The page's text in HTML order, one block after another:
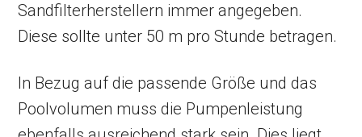
Sandfilterherstellern immer angegeben.
Diese sollte unter 50 m pro Stunde betragen.
In Bezug auf die passende Größe und das
Poolvolumen muss die Pumpenleistung